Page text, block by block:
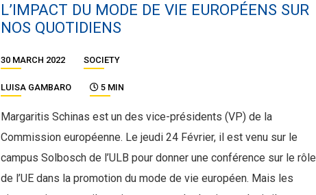
L’IMPACT DU MODE DE VIE EUROPÉENS SUR
NOS QUOTIDIENS
30 MARCH 2022 SOCIETY
LUISA GAMBARO 5 MIN
Margaritis Schinas est un des vice-présidents (VP) de la
Commission européenne. Le jeudi 24 Février, il est venu sur le
campus Solbosch de l’ULB pour donner une conférence sur le rôle
de l’UE dans la promotion du mode de vie européen. Mais les